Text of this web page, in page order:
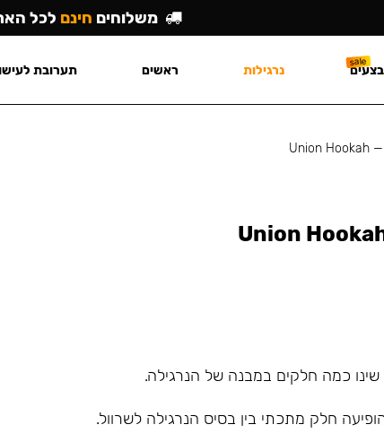
Union Hookah
Union
חלק מתכתי בין בסיס הנרגילה לשרוול.
משלוחים חינם לכל
נרגילות ראשים תערובת